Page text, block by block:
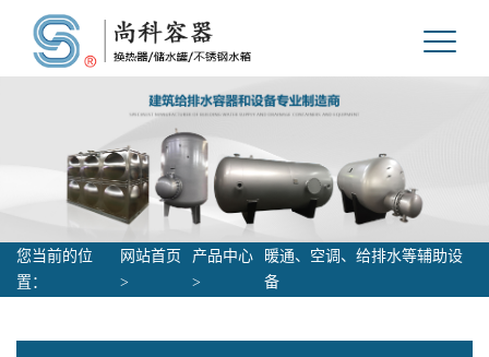
您当前的位
置：
网站首页
>
产品中心
>
暖通、空调、给排水等辅助设
备